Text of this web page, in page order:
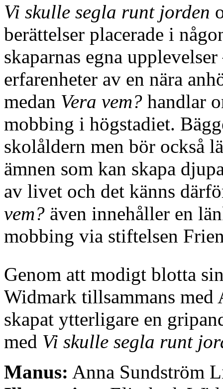
Vi skulle segla runt jorden
berättelser placerade i
skaparnas egna
erfarenheter av en nära
medan Vera vem? handlar
mobbing i högstadiet.
skolåldern men bör också
ämnen som kan skapa
av livet och det känns
vem? även innehåller en
mobbing via stiftelsen
Genom att modigt blotta
Widmark tillsammans
skapat ytterligare en
med Vi skulle segla runt
Manus: Anna Sundström